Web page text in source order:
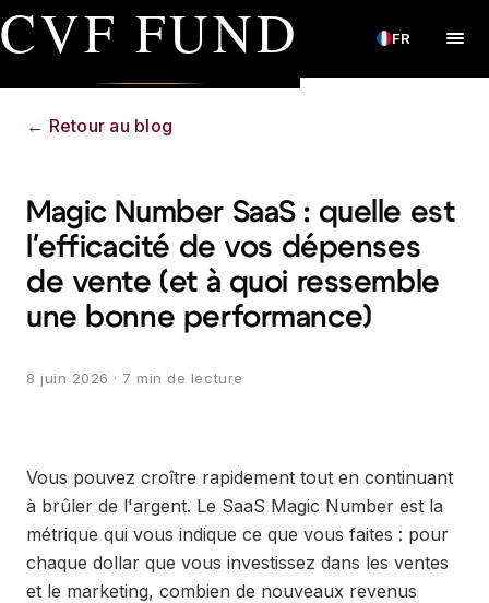
CVF FUND FR
← Retour au blog
Magic Number SaaS : quelle est
l'efficacité de vos dépenses
de vente (et à quoi ressemble
une bonne performance)
8 juin 2026 · 7 min de lecture
Vous pouvez croître rapidement tout en continuant
à brûler de l'argent. Le SaaS Magic Number est la
métrique qui vous indique ce que vous faites : pour
chaque dollar que vous investissez dans les ventes
et le marketing, combien de nouveaux revenus